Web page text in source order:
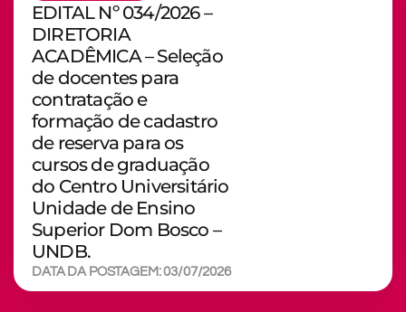
EDITAL Nº 034/2026 –
DIRETORIA
ACADÊMICA – Seleção
de docentes para
contratação e
formação de cadastro
de reserva para os
cursos de graduação
do Centro Universitário
Unidade de Ensino
Superior Dom Bosco –
UNDB.
DATA DA POSTAGEM: 03/07/2026